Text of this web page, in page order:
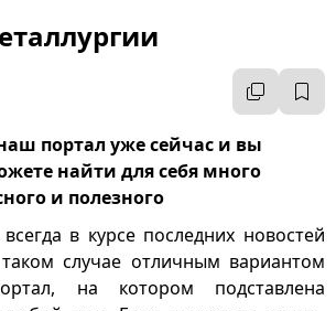
портал уже сейчас и вы
найти для себя много
и полезного
в курсе последних новостей
случае отличным вариантом
на котором подставлена